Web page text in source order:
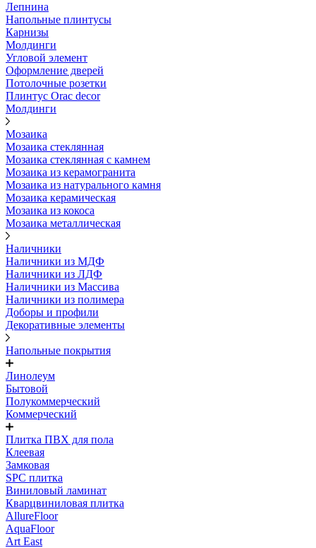
Лепнина
Напольные плинтусы
Карнизы
Молдинги
Угловой элемент
Оформление дверей
Потолочные розетки
Плинтус Orac decor
Молдинги
Мозаика
Мозаика стеклянная
Мозаика стеклянная с камнем
Мозаика из керамогранита
Мозаика из натурального камня
Мозаика керамическая
Мозаика из кокоса
Мозаика металлическая
Наличники
Наличники из МДФ
Наличники из ЛДФ
Наличники из Массива
Наличники из полимера
Доборы и профили
Декоративные элементы
Напольные покрытия
Линолеум
Бытовой
Полукоммерческий
Коммерческий
Плитка ПВХ для пола
Клеевая
Замковая
SPC плитка
Виниловый ламинат
Кварцвиниловая плитка
AllureFloor
AquaFloor
Art East